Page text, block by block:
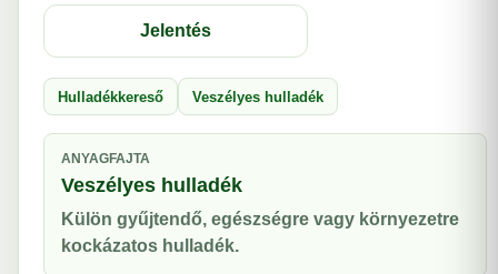
Jelentés
Hulladékkereső Veszélyes hulladék
ANYAGFAJTA
Veszélyes hulladék
Külön gyűjtendő, egészségre vagy környezetre
kockázatos hulladék.